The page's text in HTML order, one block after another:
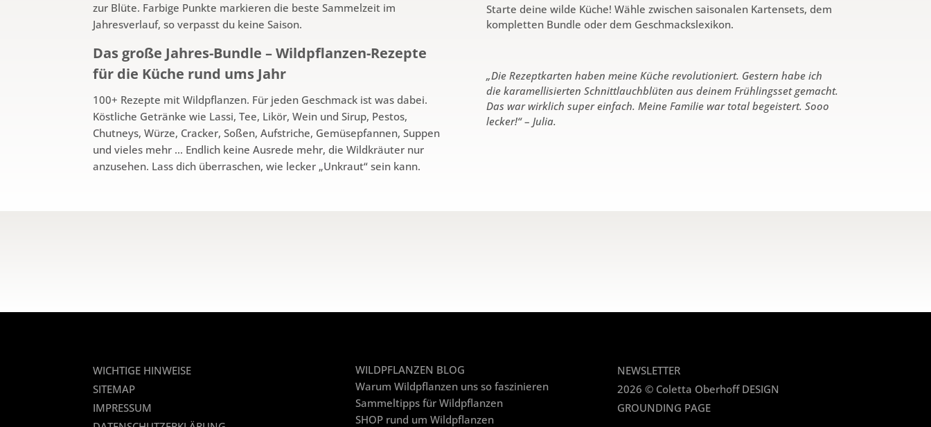
zur Blüte. Farbige Punkte markieren die beste Sammelzeit im
Jahresverlauf, so verpasst du keine Saison.
Das große Jahres-Bundle – Wildpflanzen-Rezepte
für die Küche rund ums Jahr
100+ Rezepte mit Wildpflanzen. Für jeden Geschmack ist was dabei.
Köstliche Getränke wie Lassi, Tee, Likör, Wein und Sirup, Pestos,
Chutneys, Würze, Cracker, Soßen, Aufstriche, Gemüsepfannen, Suppen
und vieles mehr … Endlich keine Ausrede mehr, die Wildkräuter nur
anzusehen. Lass dich überraschen, wie lecker „Unkraut“ sein kann.
Starte deine wilde Küche! Wähle zwischen saisonalen Kartensets, dem
kompletten Bundle oder dem Geschmackslexikon.
„Die Rezeptkarten haben meine Küche revolutioniert. Gestern habe ich
die karamellisierten Schnittlauchblüten aus deinem Frühlingsset gemacht.
Das war wirklich super einfach. Meine Familie war total begeistert. Sooo
lecker!“– Julia.
WICHTIGE HINWEISE
SITEMAP
IMPRESSUM
WILDPFLANZEN BLOG
Warum Wildpflanzen uns so faszinieren
Sammeltipps für Wildpflanzen
SHOP rund um Wildpflanzen
NEWSLETTER
2026 © Coletta Oberhoff DESIGN
GROUNDING PAGE